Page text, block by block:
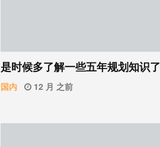
是时候多了解一些五年规划知识了
国内 12 月 之前